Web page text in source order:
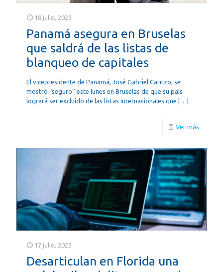
18 julio, 2023
Panamá asegura en Bruselas
que saldrá de las listas de
blanqueo de capitales
El vicepresidente de Panamá, José Gabriel Carrizo, se
mostró “seguro” este lunes en Bruselas de que su país
logrará ser excluido de las listas internacionales que […]
Ver más
17 julio, 2023
Desarticulan en Florida una